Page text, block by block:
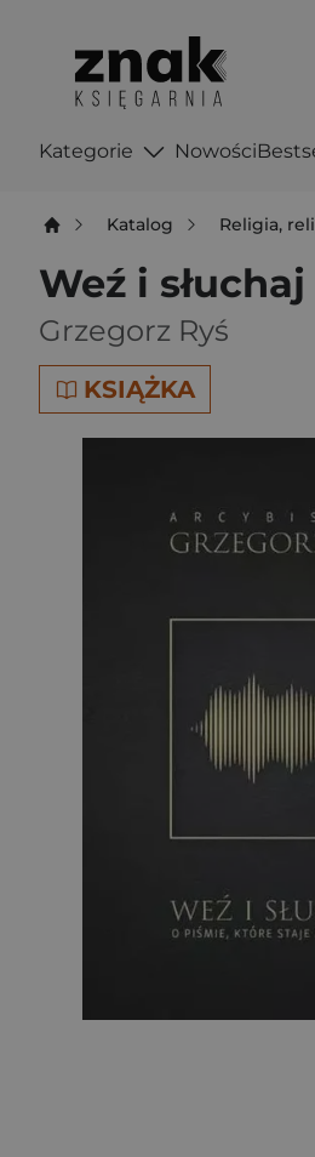
Kategorie Nowości
Katalog Religia,
Weź i
Grzegorz Ryś
KSIĄŻKA